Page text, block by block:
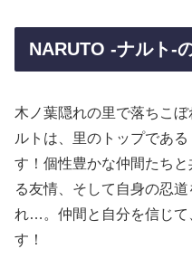
NARUTO -ナルト-
木ノ葉隠れの里で落ちこ
ルトは、里のトップであ
す！個性豊かな仲間たち
る友情、そして自身の忍
れ…。仲間と自分を信じて
す！